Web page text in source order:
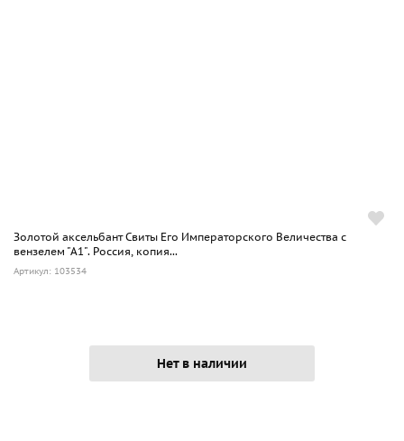
Золотой аксельбант Свиты Его Императорского Величества с
вензелем "А1". Россия, копия...
Артикул: 103534
Нет в наличии